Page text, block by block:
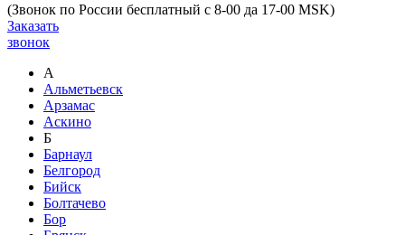
(Звонок по России бесплатный с 8-00 да 17-00 MSK)
Заказать
звонок
А
Альметьевск
Арзамас
Аскино
Б
Барнаул
Белгород
Бийск
Болтачево
Бор